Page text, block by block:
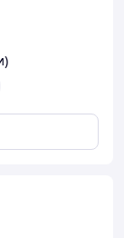
кожи*
операций*